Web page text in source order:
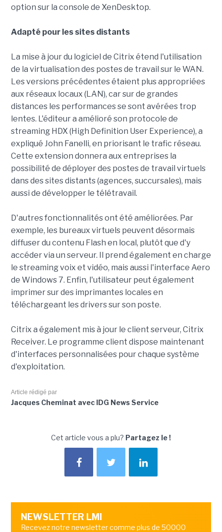
option sur la console de XenDesktop.
Adapté pour les sites distants
La mise à jour du logiciel de Citrix étend l'utilisation
de la virtualisation des postes de travail sur le WAN.
Les versions précédentes étaient plus appropriées
aux réseaux locaux (LAN), car sur de grandes
distances les performances se sont avérées trop
lentes. L'éditeur a amélioré son protocole de
streaming HDX (High Definition User Experience), a
expliqué John Fanelli, en priorisant le trafic réseau.
Cette extension donnera aux entreprises la
possibilité de déployer des postes de travail virtuels
dans des sites distants (agences, succursales), mais
aussi de développer le télétravail.
D'autres fonctionnalités ont été améliorées. Par
exemple, les bureaux virtuels peuvent désormais
diffuser du contenu Flash en local, plutôt que d'y
accéder via un serveur. Il prend également en charge
le streaming voix et vidéo, mais aussi l'interface Aero
de Windows 7. Enfin, l'utilisateur peut également
imprimer sur des imprimantes locales en
téléchargeant les drivers sur son poste.
Citrix a également mis à jour le client serveur, Citrix
Receiver. Le programme client dispose maintenant
d'interfaces personnalisées pour chaque système
d'exploitation.
Article rédigé par
Jacques Cheminat avec IDG News Service
Cet article vous a plu? Partagez le !
NEWSLETTER LMI
Recevez notre newsletter comme plus de 50000